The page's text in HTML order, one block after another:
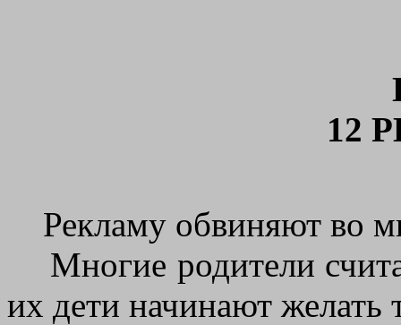
12
Рекламу обвиняют во
Многие родители
их дети начинают желать